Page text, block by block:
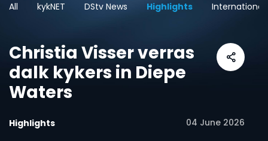
All kykNET DStv News Highlights International
Christia Visser verras
dalk kykers in Diepe
Waters
Highlights 04 June 2026